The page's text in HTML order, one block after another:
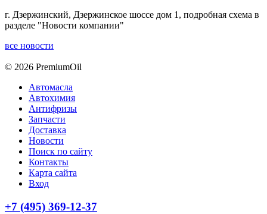
г. Дзержинский, Дзержинское шоссе дом 1, подробная схема в
разделе "Новости компании"
все новости
© 2026 PremiumOil
Автомасла
Автохимия
Антифризы
Запчасти
Доставка
Новости
Поиск по сайту
Контакты
Карта сайта
Вход
+7 (495) 369-12-37